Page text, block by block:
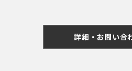
詳細・お問い合